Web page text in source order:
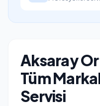
Aksaray
Tüm
Servisi